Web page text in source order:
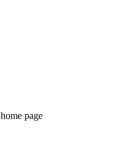
home page